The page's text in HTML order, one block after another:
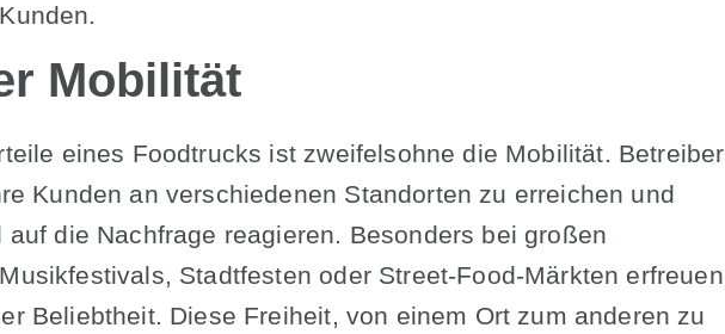
Mobilität
eines Foodtrucks ist zweifelsohne die Mobilität. Betreiber
Kunden an verschiedenen Standorten zu erreichen und
die Nachfrage reagieren. Besonders bei großen
Stadtfesten oder Street-Food-Märkten erfreuen
Beliebtheit. Diese Freiheit, von einem Ort zum anderen zu